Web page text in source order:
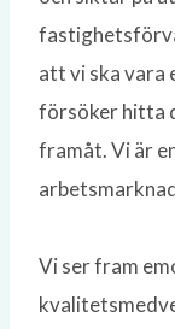
att vi ska vara
försöker hitta
framåt. Vi är
Vi ser fram